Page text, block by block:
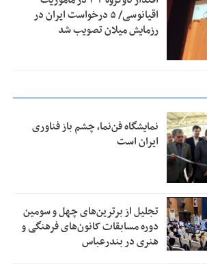
اقیانوسی/ ۵ درخواست ایران در
رزمایش میلان تصویب شد
نمایشگاه فن‌نما، چشم باز فناوری
ایران است
تجلیل از بر‌ترین‌های چهل و سومین
دوره مسابقات کانون‌های فرهنگی و
هنری در بندرعباس